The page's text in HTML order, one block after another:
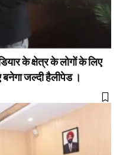
के क्षेत्र के लोगों के लिए
जल्दी हैलीपेड ।